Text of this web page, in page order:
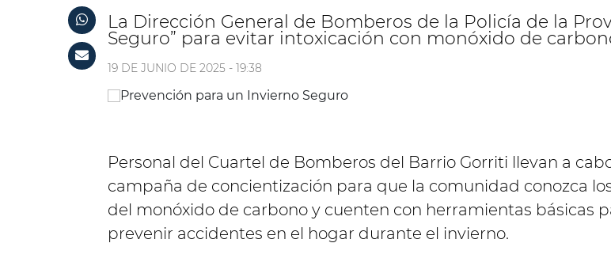
La Dirección General de Bomberos de la Policía de la
Seguro” para evitar intoxicación con monóxido de
19 DE JUNIO DE 2025 - 19:38
Personal del Cuartel de Bomberos del Barrio Gorriti llevan a
campaña de concientización para que la comunidad conozca
del monóxido de carbono y cuenten con herramientas básicas
prevenir accidentes en el hogar durante el invierno.